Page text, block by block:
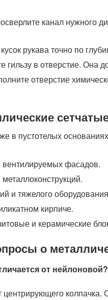
канал нужного
рукава точно по
гильзу в отверстие. Она
отверстие
в пустотелых
вентилируемых фасадов.
и тяжелого
кирпиче.
и керамические
о
от нейлоновой?